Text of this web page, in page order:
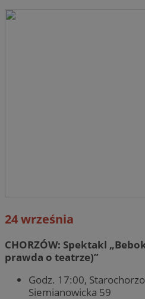
24 września
CHORZÓW: Spektakl
prawda o teatrze)”
Godz. 17:00,
Siemianowicka 59